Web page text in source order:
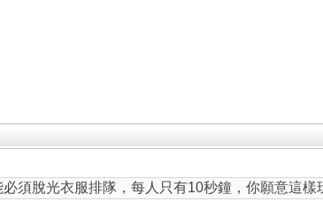
須脫光衣服排隊，每人只有10秒鐘，你願意這樣